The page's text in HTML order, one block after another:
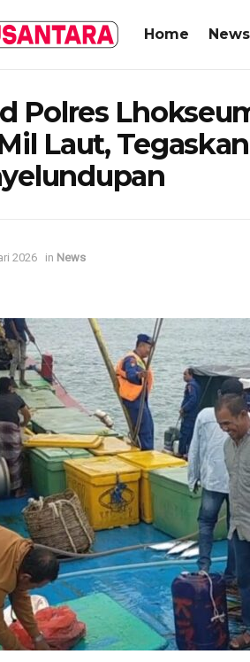
Home News
Polres
Laut,
2026 in News